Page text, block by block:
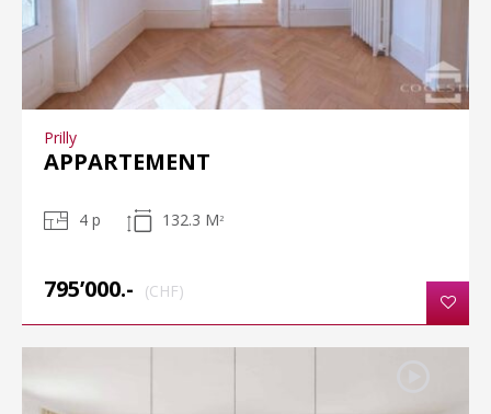
Prilly
APPARTEMENT
4 p 132.3 M 2
795’000.- (CHF)